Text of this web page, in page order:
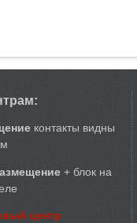
контакты видны
+ блок на
центр